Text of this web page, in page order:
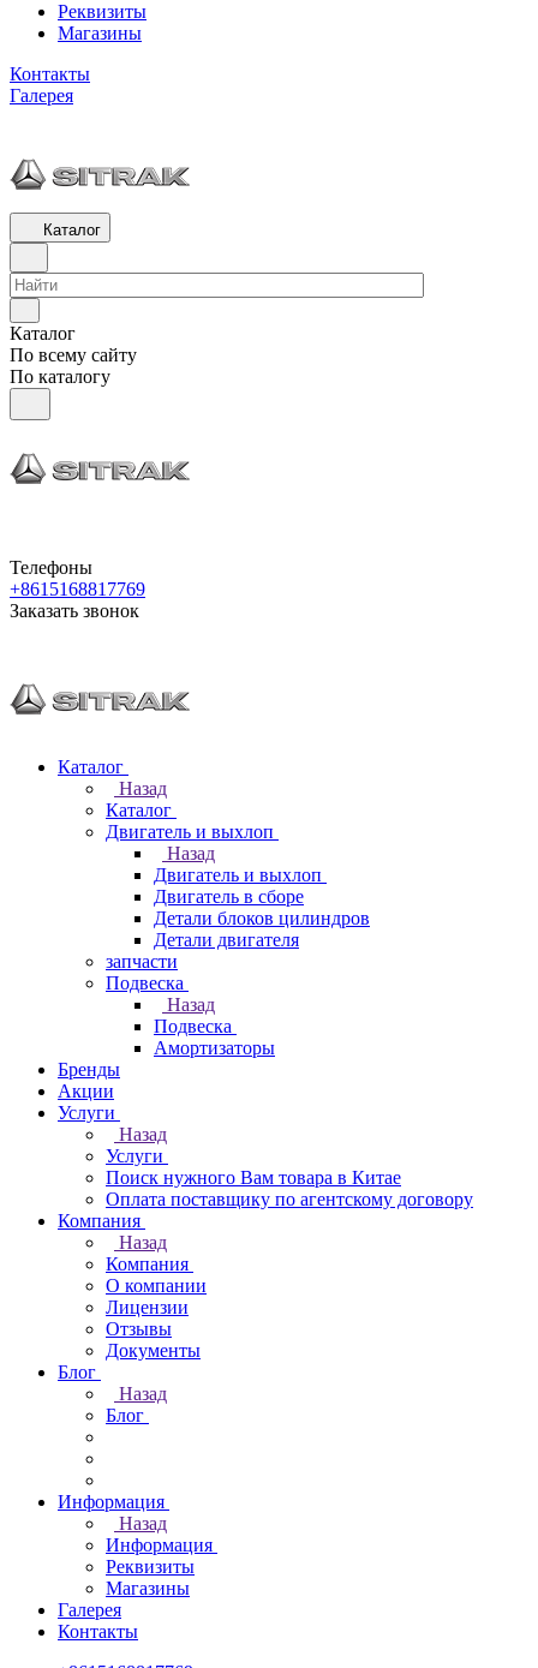
Реквизиты
Магазины
Контакты
Галерея
Каталог
Каталог
По всему сайту
По каталогу
Телефоны
+8615168817769
Заказать звонок
Каталог
Назад
Каталог
Двигатель и выхлоп
Назад
Двигатель и выхлоп
Двигатель в сборе
Детали блоков цилиндров
Детали двигателя
запчасти
Подвеска
Назад
Подвеска
Амортизаторы
Бренды
Акции
Услуги
Назад
Услуги
Поиск нужного Вам товара в Китае
Оплата поставщику по агентскому договору
Компания
Назад
Компания
О компании
Лицензии
Отзывы
Документы
Блог
Назад
Блог
Информация
Назад
Информация
Реквизиты
Магазины
Галерея
Контакты